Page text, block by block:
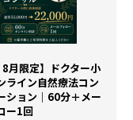
8月限定】ドクター小
ライン自然療法コン
ション｜60分＋メー
ー1回